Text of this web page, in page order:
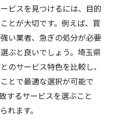
ビスを見つけるには、目的
とが大切です。例えば、買
い業者、急ぎの処分が必要
ぶと良いでしょう。埼玉県
のサービス特色を比較し、
とで最適な選択が可能で
するサービスを選ぶこと
れます。